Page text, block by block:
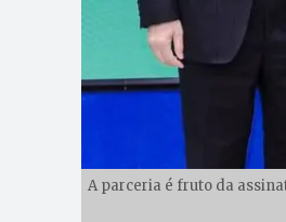
A parceria é fruto da